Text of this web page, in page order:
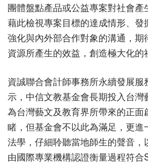
團體盤點產品或公益專案對社會產
藉此檢視專案目標的達成情形、發
強化與內外部合作對象的溝通，期
資源所產生的效益，創造極大化的
資誠聯合會計師事務所永續發展服
示，中信文教基金會長期投入台灣
為台灣藝文及教育界所帶來的正面
睹，但基金會不以此為滿足，更進
法學，仔細聆聽當地師生的聲音，
由國際專業機構認證衡量過程符合